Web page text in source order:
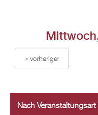
« vorheriger
Nach Veranstaltungsart